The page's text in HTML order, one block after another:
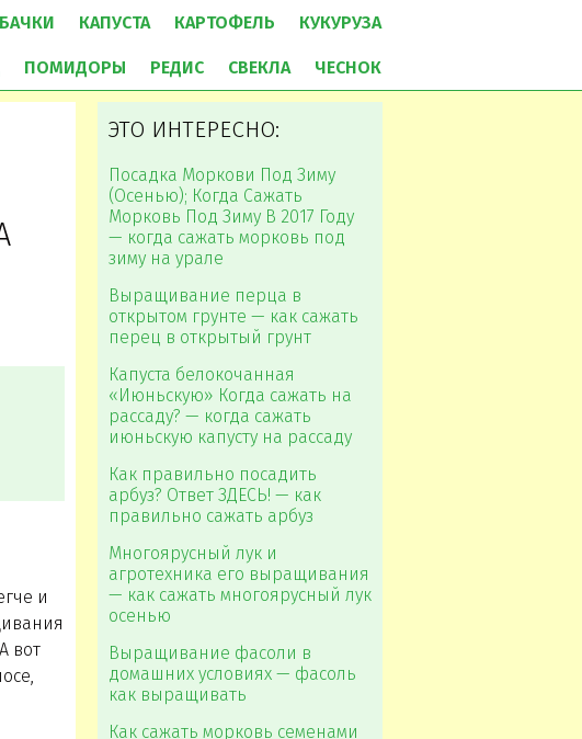
КАПУСТА КАРТОФЕЛЬ КУКУРУЗА
ПОМИДОРЫ РЕДИС СВЕКЛА ЧЕСНОК
и
вот
ЭТО ИНТЕРЕСНО:
Посадка Моркови Под Зиму
(Осенью); Когда Сажать
Морковь Под Зиму В 2017 Году
— когда сажать морковь под
зиму на урале
Выращивание перца в
открытом грунте — как сажать
перец в открытый грунт
Капуста белокочанная
«Июньскую» Когда сажать на
рассаду? — когда сажать
июньскую капусту на рассаду
Как правильно посадить
арбуз? Ответ ЗДЕСЬ! — как
правильно сажать арбуз
Многоярусный лук и
агротехника его выращивания
— как сажать многоярусный лук
осенью
Выращивание фасоли в
домашних условиях — фасоль
как выращивать
Как сажать морковь семенами